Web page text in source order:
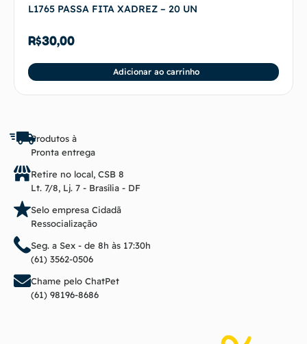
L1765 PASSA FITA XADREZ – 20 UN
R$30,00
Adicionar ao carrinho
Produtos à
Pronta entrega
Retire no local, CSB 8
Lt. 7/8, Lj. 7 - Brasília - DF
Selo empresa Cidadã
Ressocialização
Seg. a Sex - de 8h às 17:30h
(61) 3562-0506
Chame pelo ChatPet
(61) 98196-8686